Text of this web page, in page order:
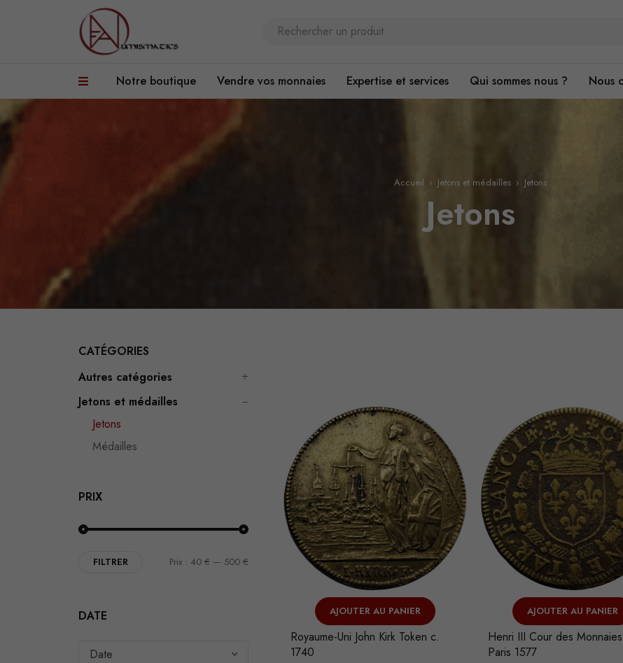
Notre boutique Vendre vos monnaies Expertise et services Qui sommes nous ? Nous
Accueil › Jetons et médailles › Jetons
Jetons
CATÉGORIES
Autres catégories
Jetons et médailles
Jetons
Médailles
PRIX
FILTRER Prix : 40 € — 500 €
DATE
Date
AJOUTER AU PANIER
Royaume-Uni John Kirk Token c.
1740
AJOUTER AU PANIER
Henri III Cour des
Paris 1577